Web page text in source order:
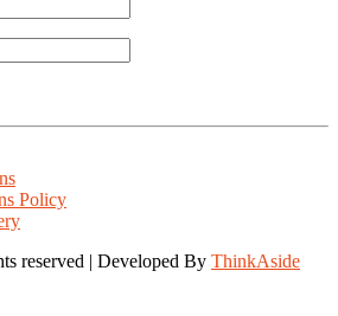
Policy
reserved | Developed By ThinkAside